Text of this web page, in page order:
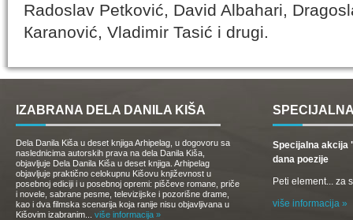
Radoslav Petković, David Albahari,
Кaranović, Vladimir Tasić i drugi.
IZABRANA DELA DANILA KIŠA
Dela Danila Kiša u deset knjiga Arhipelag, u dogovoru sa
naslednicima autorskih prava na dela Danila Kiša,
objavljuje Dela Danila Kiša u deset knjiga. Arhipelag
objavljuje praktično celokupnu Kišovu književnost u
posebnoj ediciji i u posebnoj opremi: piščeve romane, priče
i novele, sabrane pesme, televizijske i pozorišne drame,
kao i dva filmska scenarija koja ranije nisu objavljivana u
Kišovim izabranim... više informacija »
Specijalna akcija
dana poezije
Peti element... za
više informacija »